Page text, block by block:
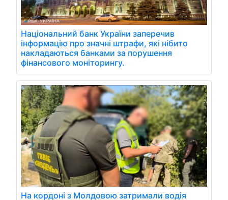
Національний банк України заперечив
інформацію про значні штрафи, які нібито
накладаються банками за порушення
фінансового моніторингу.
На кордоні з Молдовою затримали водія